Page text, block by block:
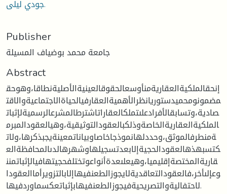
جودي ليلى.
Publisher
جامعة محمد بوضياف المسيلة
Abstract
إنحقالملكيةالعقاريةمنأوسعالحقوقالعينيةالأصليةنطاقا،وهوحق
مضمونومحميدستوريانظرالأهميةالعقارفيالحياةالاجتماعيةوالاقت
صادية،وتسابقالأفرادعلىتملكالعقاراتاشترطالمشرعالرسميةلإثبات
الملكيةالعقاريةالخاصةوذلكبالعقودالتوثيقية،وهيالعقودالمبرم
ةمنطرفالموثق،وحددلهانموذجاخاصاوبياناتمعينةيجبذكرها،ولات
كتسبهذهالعقودالحجيةإلابعدتسجيلهاوشهرهالدىالمحافظةالع
قاريةالمختصةإقليميا،وهيعلىعدةأنواعوتختلفحجيتهافيالإثباتمنن
وعإلىأخر،فالعقودالتعاقديةلايجوزالطعنفيهاإلابالتزويرأماالعقودا
لاحتفاليةوالتصريحيةفيجوزالطعنفيهابإثباتعكسماوردفيها.